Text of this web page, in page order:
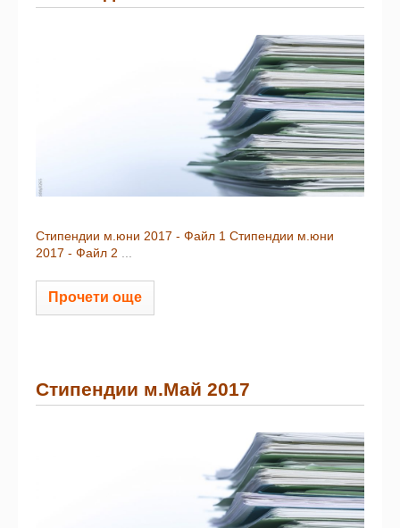
Стипендии м.юни 2017 - Файл 1 Стипендии м.юни
2017 - Файл 2 ...
Прочети още
Стипендии м.Май 2017